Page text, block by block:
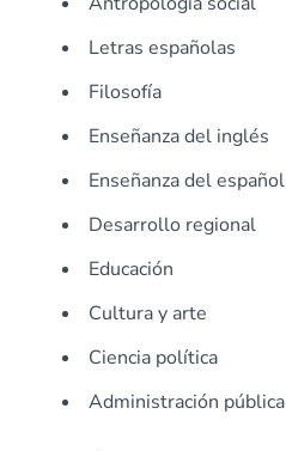
Letras españolas
Filosofía
Enseñanza del inglés
Enseñanza del español
Desarrollo regional
Educación
Cultura y arte
Ciencia política
Administración pública